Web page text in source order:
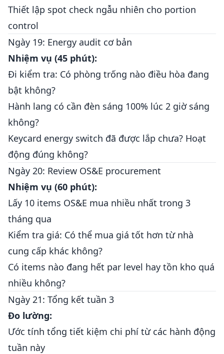
Thiết lập spot check ngẫu nhiên cho portion
control
Ngày 19: Energy audit cơ bản
Nhiệm vụ (45 phút):
Đi kiểm tra: Có phòng trống nào điều hòa đang
bật không?
Hành lang có cần đèn sáng 100% lúc 2 giờ sáng
không?
Keycard energy switch đã được lắp chưa? Hoạt
động đúng không?
Ngày 20: Review OS&E procurement
Nhiệm vụ (60 phút):
Lấy 10 items OS&E mua nhiều nhất trong 3
tháng qua
Kiểm tra giá: Có thể mua giá tốt hơn từ nhà
cung cấp khác không?
Có items nào đang hết par level hay tồn kho quá
nhiều không?
Ngày 21: Tổng kết tuần 3
Đo lường:
Ước tính tổng tiết kiệm chi phí từ các hành động
tuần này